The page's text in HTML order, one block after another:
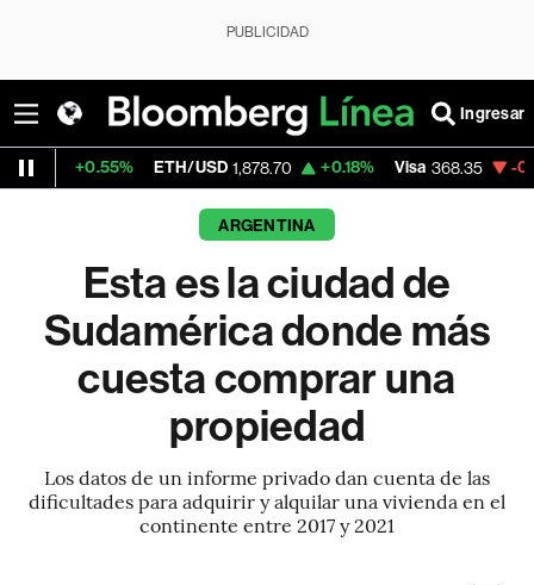
PUBLICIDAD
Ingresar
ETH/USD 1,878.70 +0.18% Visa 368.35 -0.34%
ARGENTINA
Esta es la ciudad de
Sudamérica donde más
cuesta comprar una
propiedad
Los datos de un informe privado dan cuenta de las
dificultades para adquirir y alquilar una vivienda en el
continente entre 2017 y 2021